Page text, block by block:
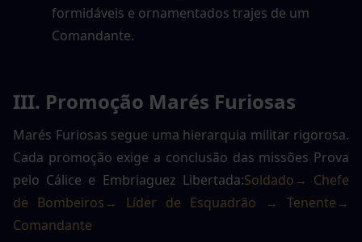
formidáveis e ornamentados trajes de um
Comandante.
III. Promoção Marés Furiosas
Marés Furiosas segue uma hierarquia militar rigorosa.
Cada promoção exige a conclusão das missões Prova
pelo Cálice e Embriaguez Libertada:Soldado→ Chefe
de Bombeiros→ Líder de Esquadrão → Tenente→
Comandante